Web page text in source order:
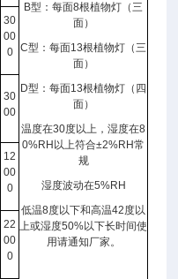
B型：每面8根植物灯（三
面）
C型：每面13根植物灯（三
面）
D型：每面13根植物灯（四
面）
温度在30度以上，湿度在8
0%RH 以上符合±2%RH常
规
湿度波动在5%RH
低温8度以下和高温42度以
上或湿度50%以下长时间使
用请通知厂家。
30
00
0
30
00
12
00
0
22
00
0